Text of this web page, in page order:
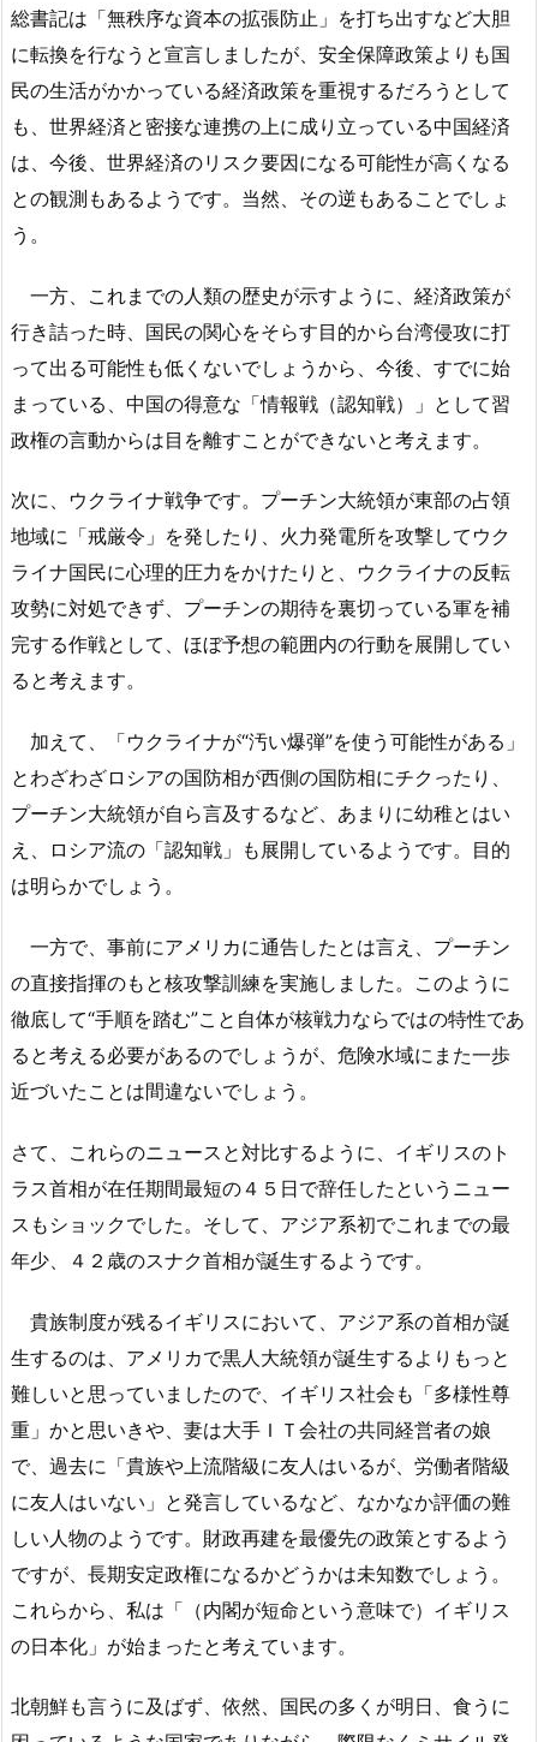
総書記は「無秩序な資本の拡張防止」を打ち出すなど大胆
に転換を行なうと宣言しましたが、安全保障政策よりも国
民の生活がかかっている経済政策を重視するだろうとして
も、世界経済と密接な連携の上に成り立っている中国経済
は、今後、世界経済のリスク要因になる可能性が高くなる
との観測もあるようです。当然、その逆もあることでしょ
う。
一方、これまでの人類の歴史が示すように、経済政策が
行き詰った時、国民の関心をそらす目的から台湾侵攻に打
って出る可能性も低くないでしょうから、今後、すでに始
まっている、中国の得意な「情報戦（認知戦）」として習
政権の言動からは目を離すことができないと考えます。
次に、ウクライナ戦争です。プーチン大統領が東部の占領
地域に「戒厳令」を発したり、火力発電所を攻撃してウク
ライナ国民に心理的圧力をかけたりと、ウクライナの反転
攻勢に対処できず、プーチンの期待を裏切っている軍を補
完する作戦として、ほぼ予想の範囲内の行動を展開してい
ると考えます。
加えて、「ウクライナが“汚い爆弾”を使う可能性がある」
とわざわざロシアの国防相が西側の国防相にチクったり、
プーチン大統領が自ら言及するなど、あまりに幼稚とはい
え、ロシア流の「認知戦」も展開しているようです。目的
は明らかでしょう。
一方で、事前にアメリカに通告したとは言え、プーチン
の直接指揮のもと核攻撃訓練を実施しました。このように
徹底して“手順を踏む”こと自体が核戦力ならではの特性であ
ると考える必要があるのでしょうが、危険水域にまた一歩
近づいたことは間違ないでしょう。
さて、これらのニュースと対比するように、イギリスのト
ラス首相が在任期間最短の４５日で辞任したというニュー
スもショックでした。そして、アジア系初でこれまでの最
年少、４２歳のスナク首相が誕生するようです。
貴族制度が残るイギリスにおいて、アジア系の首相が誕
生するのは、アメリカで黒人大統領が誕生するよりもっと
難しいと思っていましたので、イギリス社会も「多様性尊
重」かと思いきや、妻は大手ＩＴ会社の共同経営者の娘
で、過去に「貴族や上流階級に友人はいるが、労働者階級
に友人はいない」と発言しているなど、なかなか評価の難
しい人物のようです。財政再建を最優先の政策とするよう
ですが、長期安定政権になるかどうかは未知数でしょう。
これらから、私は「（内閣が短命という意味で）イギリス
の日本化」が始まったと考えています。
北朝鮮も言うに及ばず、依然、国民の多くが明日、食うに